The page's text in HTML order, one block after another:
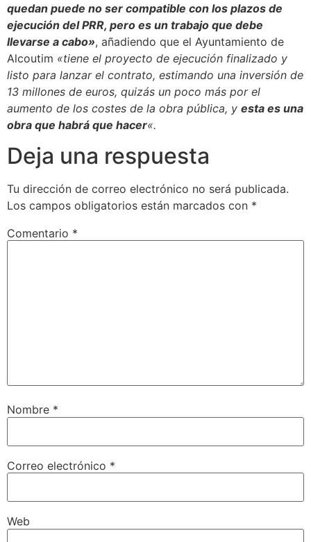
quedan puede no ser compatible con los plazos de
ejecución del PRR, pero es un trabajo que debe
llevarse a cabo», añadiendo que el Ayuntamiento de
Alcoutim «tiene el proyecto de ejecución finalizado y
listo para lanzar el contrato, estimando una inversión de
13 millones de euros, quizás un poco más por el
aumento de los costes de la obra pública, y esta es una
obra que habrá que hacer«.
Deja una respuesta
Tu dirección de correo electrónico no será publicada.
Los campos obligatorios están marcados con *
Comentario *
Nombre *
Correo electrónico *
Web